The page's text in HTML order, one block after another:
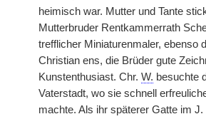
heimisch war. Mutter und Tante
Mutterbruder Rentkammerrath
trefflicher Miniaturenmaler, ebenso
Christian ens, die Brüder gute
Kunstenthusiast. Chr. W. besuchte
Vaterstadt, wo sie schnell
machte. Als ihr späterer Gatte im